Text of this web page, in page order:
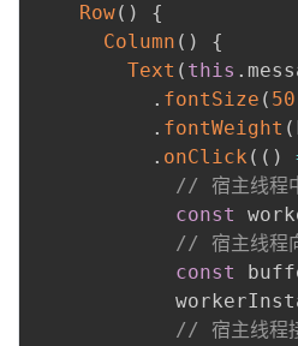
Row( )
{
Column ( )
{
Text ( this .
. fontSize ( 50
. fontWeight (
. onClick ( ( )
// 宿主线程
const
// 宿主线程
const
// 宿主线程